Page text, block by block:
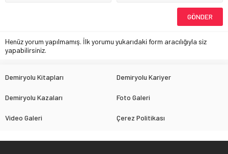
Henüz yorum yapılmamış. İlk yorumu yukarıdaki form aracılığıyla siz
yapabilirsiniz.
Demiryolu Kitapları Demiryolu Kariyer
Demiryolu Kazaları Foto Galeri
Video Galeri Çerez Politikası